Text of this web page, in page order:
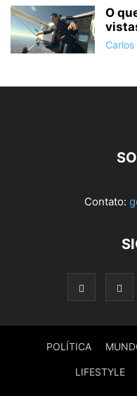
O
Contato:
POLÍTICA
LIFESTYLE